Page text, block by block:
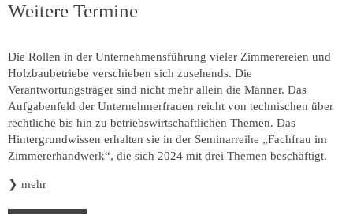
Weitere Termine
Die Rollen in der Unternehmensführung vieler Zimmerereien und
Holzbaubetriebe verschieben sich zusehends. Die
Verantwortungsträger sind nicht mehr allein die Männer. Das
Aufgabenfeld der Unternehmerfrauen reicht von technischen über
rechtliche bis hin zu betriebswirtschaftlichen Themen. Das
Hintergrundwissen erhalten sie in der Seminarreihe „Fachfrau im
Zimmererhandwerk“, die sich 2024 mit drei Themen beschäftigt.
❯ mehr